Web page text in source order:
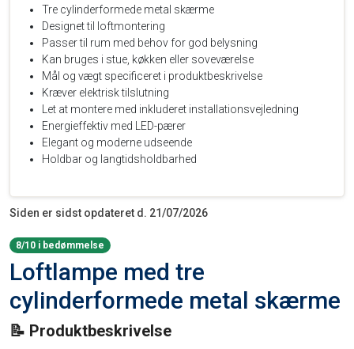
Tre cylinderformede metal skærme
Designet til loftmontering
Passer til rum med behov for god belysning
Kan bruges i stue, køkken eller soveværelse
Mål og vægt specificeret i produktbeskrivelse
Kræver elektrisk tilslutning
Let at montere med inkluderet installationsvejledning
Energieffektiv med LED-pærer
Elegant og moderne udseende
Holdbar og langtidsholdbarhed
Siden er sidst opdateret d. 21/07/2026
8/10 i bedømmelse
Loftlampe med tre
cylinderformede metal skærme
📝 Produktbeskrivelse